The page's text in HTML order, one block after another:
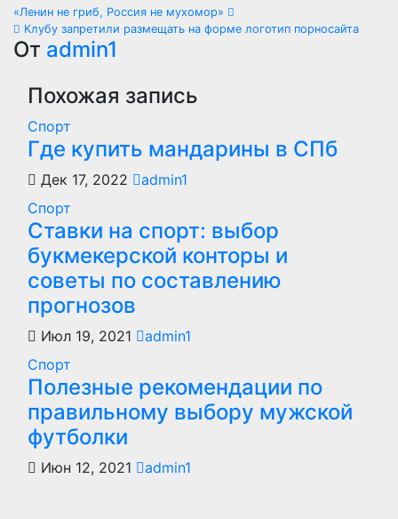
Навигация
по
записям
«Ленин не гриб, Россия не мухомор»
Клубу запретили размещать на форме логотип порносайта
От admin1
Похожая запись
Спорт
Где купить мандарины в СПб
Дек 17, 2022
admin1
Спорт
Ставки на спорт: выбор
букмекерской конторы и
советы по составлению
прогнозов
Июл 19, 2021
admin1
Спорт
Полезные рекомендации по
правильному выбору мужской
футболки
Июн 12, 2021 admin1